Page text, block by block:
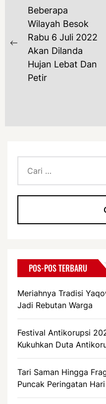
NAVIGASI
POS
Previous
post:
Beberapa
Wilayah Besok
Rabu 6 Juli 2022
Akan Dilanda
Hujan Lebat Dan
Petir
untuk:
POS-POS TERBARU
Meriahnya Tradisi
Jadi Rebutan Warga
Festival Antikorupsi
Kukuhkan Duta
Tari Saman Hingga
Puncak Peringatan